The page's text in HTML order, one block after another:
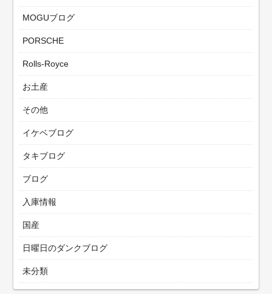
MOGUブログ
PORSCHE
Rolls-Royce
お土産
その他
イケベブログ
タキブログ
ブログ
入庫情報
国産
日曜日のダンクブログ
未分類